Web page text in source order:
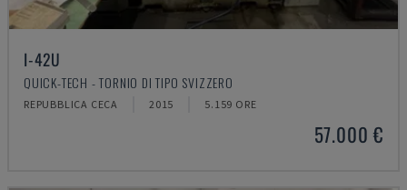
I-42U
QUICK-TECH - TORNIO DI TIPO SVIZZERO
REPUBBLICA CECA 2015 5.159 ORE
57.000 €